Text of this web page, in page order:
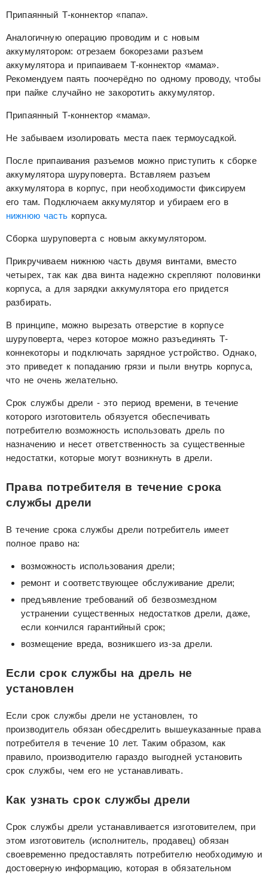
Припаянный Т-коннектор «папа».
Аналогичную операцию проводим и с новым
аккумулятором: отрезаем бокорезами разъем
аккумулятора и припаиваем Т-коннектор «мама».
Рекомендуем паять поочерёдно по одному проводу, чтобы
при пайке случайно не закоротить аккумулятор.
Припаянный Т-коннектор «мама».
Не забываем изолировать места паек термоусадкой.
После припаивания разъемов можно приступить к сборке
аккумулятора шуруповерта. Вставляем разъем
аккумулятора в корпус, при необходимости фиксируем
его там. Подключаем аккумулятор и убираем его в
нижнюю частькорпуса.
Сборка шуруповерта с новым аккумулятором.
Прикручиваем нижнюю часть двумя винтами, вместо
четырех, так как два винта надежно скрепляют половинки
корпуса, а для зарядки аккумулятора его придется
разбирать.
В принципе, можно вырезать отверстие в корпусе
шуруповерта, через которое можно разъединять Т-
коннекоторы и подключать зарядное устройство. Однако,
это приведет к попаданию грязи и пыли внутрь корпуса,
что не очень желательно.
Срок службы дрели - это период времени, в течение
которого изготовитель обязуется обеспечивать
потребителю возможность использовать дрель по
назначению и несет ответственность за существенные
недостатки, которые могут возникнуть в дрели.
Права потребителя в течение срока
службы дрели
В течение срока службы дрели потребитель имеет
полное право на:
возможность использования дрели;
ремонт и соответствующее обслуживание дрели;
предъявление требований об безвозмездном
устранении существенных недостатков дрели, даже,
если кончился гарантийный срок;
возмещение вреда, возникшего из-за дрели.
Если срок службы на дрель не
установлен
Если срок службы дрели не установлен, то
производитель обязан обесдрелить вышеуказанные права
потребителя в течение 10 лет. Таким образом, как
правило, производителю гараздо выгодней установить
срок службы, чем его не устанавливать.
Как узнать срок службы дрели
Срок службы дрели устанавливается изготовителем, при
этом изготовитель (исполнитель, продавец) обязан
своевременно предоставлять потребителю необходимую и
достоверную информацию, которая в обязательном